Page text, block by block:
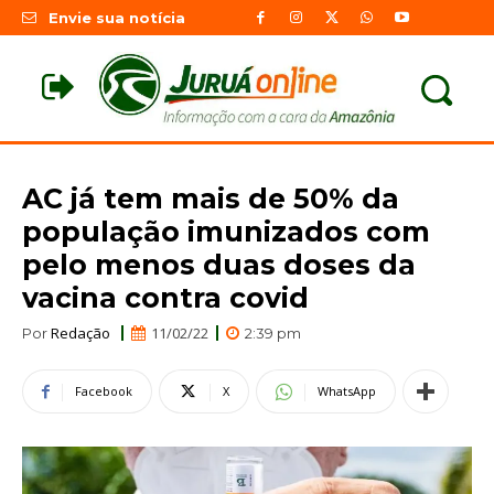
Envie sua notícia
AC já tem mais de 50% da
população imunizados com
pelo menos duas doses da
vacina contra covid
PorRedação 11/02/22 2:39 pm
Facebook X WhatsApp